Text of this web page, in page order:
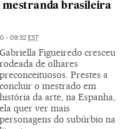
mestranda brasileira
- 09:32 EST
Gabriella Figueiredo cresceu
rodeada de olhares
preconceituosos. Prestes a
concluir o mestrado em
história da arte, na Espanha,
ela quer ver mais
personagens do subúrbio na